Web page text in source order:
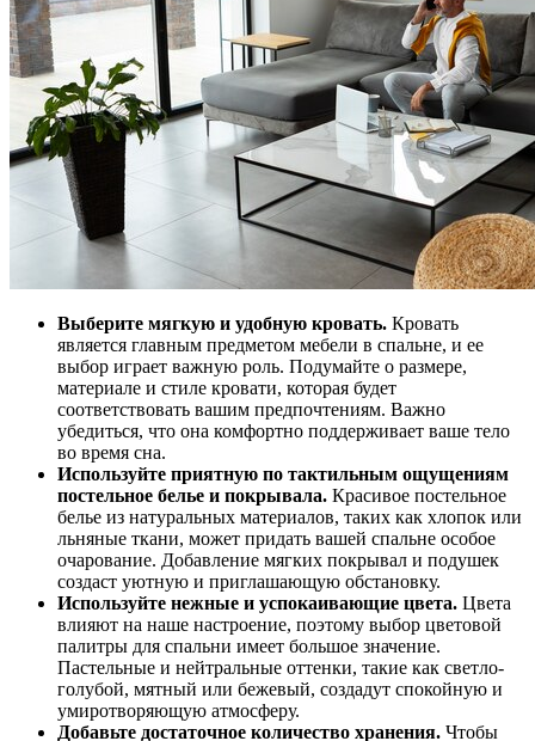
Выберите мягкую и удобную кровать. Кровать
является главным предметом мебели в спальне, и ее
выбор играет важную роль. Подумайте о размере,
материале и стиле кровати, которая будет
соответствовать вашим предпочтениям. Важно
убедиться, что она комфортно поддерживает ваше тело
во время сна.
Используйте приятную по тактильным ощущениям
постельное белье и покрывала. Красивое постельное
белье из натуральных материалов, таких как хлопок или
льняные ткани, может придать вашей спальне особое
очарование. Добавление мягких покрывал и подушек
создаст уютную и приглашающую обстановку.
Используйте нежные и успокаивающие цвета. Цвета
влияют на наше настроение, поэтому выбор цветовой
палитры для спальни имеет большое значение.
Пастельные и нейтральные оттенки, такие как светло-
голубой, мятный или бежевый, создадут спокойную и
умиротворяющую атмосферу.
Добавьте достаточное количество хранения. Чтобы